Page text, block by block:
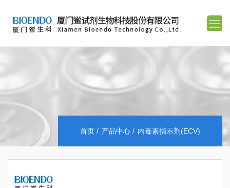
首页 产品中心 内毒素指示剂(ECV)